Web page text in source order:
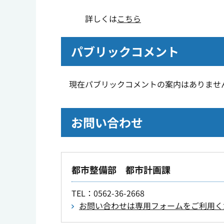
詳しくはこちら
パブリックコメント
現在パブリックコメントの案内はありませ
お問い合わせ
都市整備部 都市計画課
TEL ：0562-36-2668
お問い合わせは専用フォームをご利用